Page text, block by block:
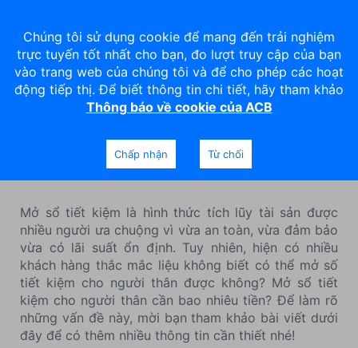
Mở sổ tiết kiệm cho người
thân cần bao nhiêu tiền?
Mở sổ tiết kiệm là hình thức tích lũy tài sản được
nhiều người ưa chuộng vì vừa an toàn, vừa đảm bảo
vừa có lãi suất ổn định. Tuy nhiên, hiện có nhiều
khách hàng thắc mắc liệu không biết có thể mở số
tiết kiệm cho người thân được không? Mở sổ tiết
kiệm cho người thân cần bao nhiêu tiền? Để làm rõ
những vấn đề này, mời bạn tham khảo bài viết dưới
đây để có thêm nhiều thông tin cần thiết nhé!
Chúng tôi sử dụng cookie để mang đến trải nghiệm
trực tuyến tốt nhất cho bạn, đo lượt truy cập của bạn
vào trang web của chúng tôi và để cho phép các hoạt
động tiếp thị. Để biết thông tin chi tiết, hãy tham khảo
Thông báo về cookie của ACB
Chấp nhận Từ chối